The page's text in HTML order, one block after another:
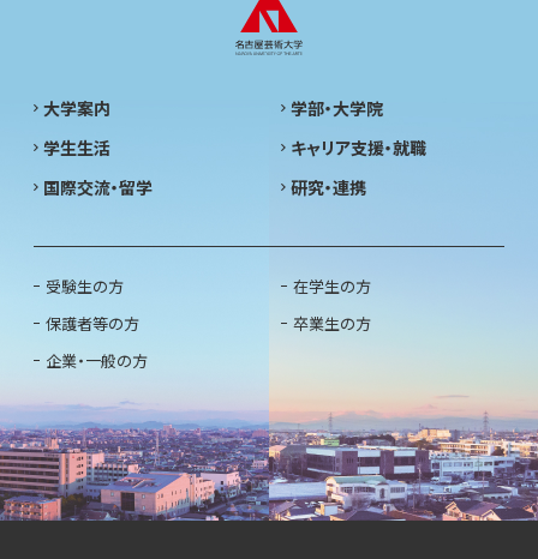
大学案内
学部・大学院
学生生活
キャリア支援・就職
国際交流・留学
研究・連携
受験生の方
在学生の方
保護者等の方
卒業生の方
企業・一般の方